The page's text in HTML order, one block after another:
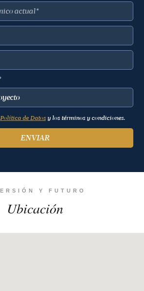
Política de Datos y los términos y condiciones.
ENVIAR
Y FUTURO
Ubicación